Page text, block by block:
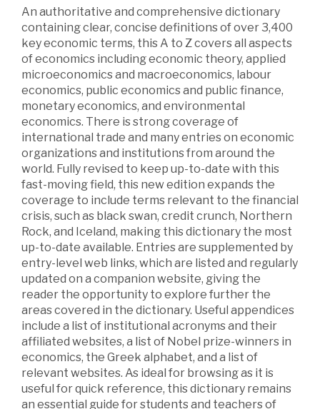
An authoritative and comprehensive dictionary
containing clear, concise definitions of over 3,400
key economic terms, this A to Z covers all aspects
of economics including economic theory, applied
microeconomics and macroeconomics, labour
economics, public economics and public finance,
monetary economics, and environmental
economics. There is strong coverage of
international trade and many entries on economic
organizations and institutions from around the
world. Fully revised to keep up-to-date with this
fast-moving field, this new edition expands the
coverage to include terms relevant to the financial
crisis, such as black swan, credit crunch, Northern
Rock, and Iceland, making this dictionary the most
up-to-date available. Entries are supplemented by
entry-level web links, which are listed and regularly
updated on a companion website, giving the
reader the opportunity to explore further the
areas covered in the dictionary. Useful appendices
include a list of institutional acronyms and their
affiliated websites, a list of Nobel prize-winners in
economics, the Greek alphabet, and a list of
relevant websites. As ideal for browsing as it is
useful for quick reference, this dictionary remains
an essential guide for students and teachers of